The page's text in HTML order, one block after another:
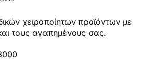
χειροποίητων προϊόντων με
τους αγαπημένους σας.